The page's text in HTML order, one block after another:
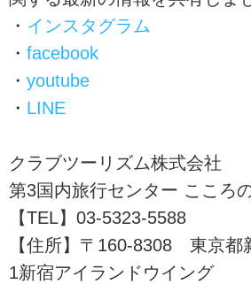
・ インスタグラム
・ facebook
・ youtube
・ LINE
クラブツーリズム株式会社
第3国内旅行センター こころ
【TEL】03-5323-5588
【住所】〒160-8308 東京都
1新宿アイランドウイング